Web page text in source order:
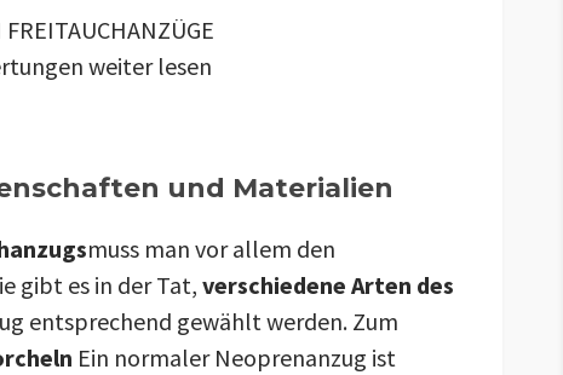
weiter lesen
und Materialien
muss man vor allem den
gibt es in der Tat, verschiedene Arten des
entsprechend gewählt werden. Zum
Ein normaler Neoprenanzug ist